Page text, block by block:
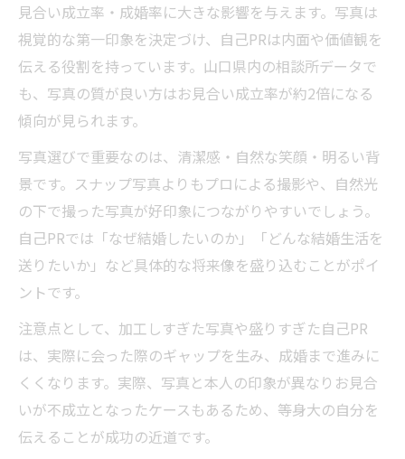
見合い成立率・成婚率に大きな影響を与えます。写真は
視覚的な第一印象を決定づけ、自己PRは内面や価値観を
伝える役割を持っています。山口県内の相談所データで
も、写真の質が良い方はお見合い成立率が約2倍になる
傾向が見られます。
写真選びで重要なのは、清潔感・自然な笑顔・明るい背
景です。スナップ写真よりもプロによる撮影や、自然光
の下で撮った写真が好印象につながりやすいでしょう。
自己PRでは「なぜ結婚したいのか」「どんな結婚生活を
送りたいか」など具体的な将来像を盛り込むことがポイ
ントです。
注意点として、加工しすぎた写真や盛りすぎた自己PR
は、実際に会った際のギャップを生み、成婚まで進みに
くくなります。実際、写真と本人の印象が異なりお見合
いが不成立となったケースもあるため、等身大の自分を
伝えることが成功の近道です。